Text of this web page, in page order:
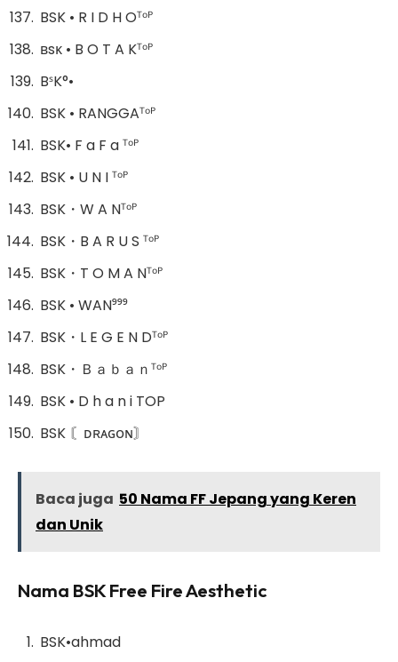
BSK • R I D H Oᵀᵒᴾ
ʙsᴋ • B O T A Kᵀᵒᴾ
BˢK°•
BSK • RANGGAᵀᵒᴾ
BSK• F a F a ᵀᵒᴾ
BSK • U N I ᵀᵒᴾ
BSK・W A Nᵀᵒᴾ
BSK・B A R U S ᵀᵒᴾ
BSK・T O M A Nᵀᵒᴾ
BSK • WAN⁹⁹⁹
BSK・L E G E N Dᵀᵒᴾ
BSK・Ｂａｂａｎᵀᵒᴾ
BSK • D h a n i TOP
BSK 〘ᴅʀᴀɢᴏɴ〙
Baca juga 50 Nama FF Jepang yang Keren
dan Unik
Nama BSK Free Fire Aesthetic
BSK•ahmad